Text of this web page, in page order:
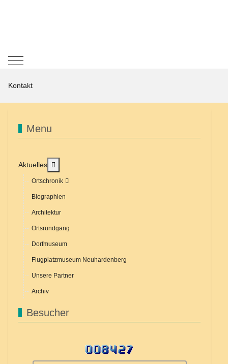
Mobile Menu Toggle
Kontakt
Menu
Aktuelles
Ortschronik
Biographien
Architektur
Ortsrundgang
Dorfmuseum
Flugplatzmuseum Neuhardenberg
Unsere Partner
Archiv
Besucher